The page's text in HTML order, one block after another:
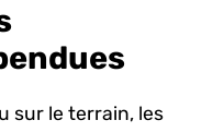
sur le terrain, les